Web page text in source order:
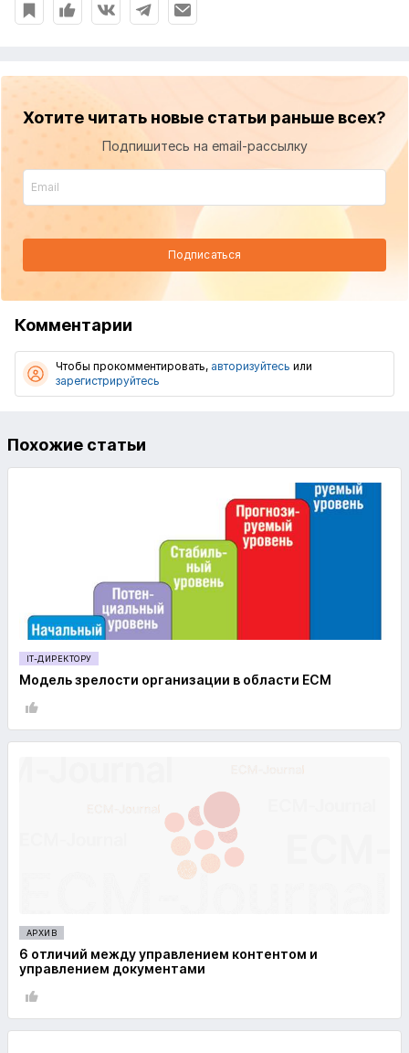
Хотите читать новые статьи раньше всех?
Подпишитесь на email-рассылку
Подписаться
Комментарии
Чтобы прокомментировать, авторизуйтесь или
зарегистрируйтесь
Похожие статьи
IT-ДИРЕКТОРУ
Модель зрелости организации в области ECM
АРХИВ
6 отличий между управлением контентом и
управлением документами